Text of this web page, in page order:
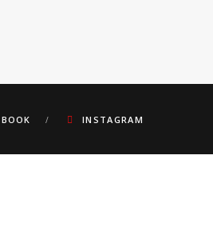
INSTAGRAM